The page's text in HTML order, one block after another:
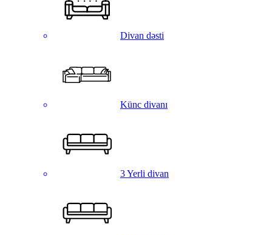
Divan dəsti
Künc divanı
3 Yerli divan